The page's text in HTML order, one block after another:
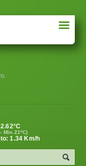
☰
°C
Min.21ºC)
1.34 Km/h